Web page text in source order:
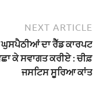
NEXT ARTICLE
ਦਾ ਰੈੱਡ ਕਾਰਪਟ
ਕੇ ਸਵਾਗਤ ਕਰੀਏ : ਚੀਫ਼
ਜਸਟਿਸ ਸੂਰਿਆ ਕਾਂਤ